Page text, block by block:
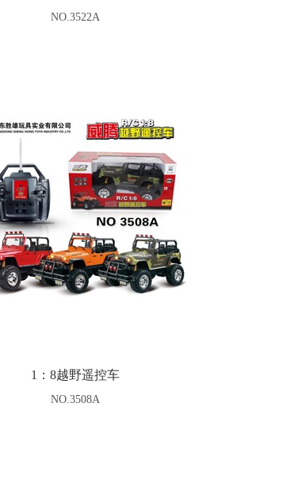
NO.3522A
1：8越野遥控车
NO.3508A